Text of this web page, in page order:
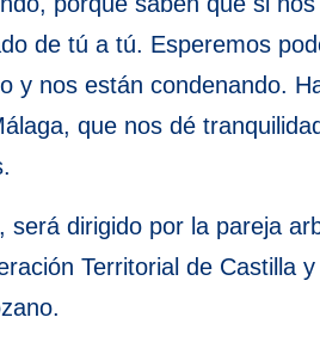
de tú a tú. Esperemos
y nos están condenando.
que nos dé
dirigido por la pareja
Territorial de Castilla y